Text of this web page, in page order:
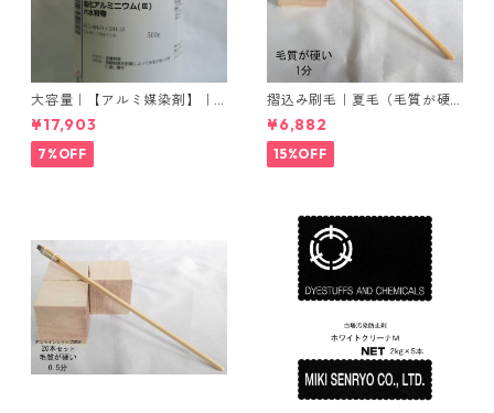
大容量｜【アルミ媒染剤】｜5
00g−5本入り｜塩化アルミニ
ウム
¥17,903
7%OFF
摺込み刷毛｜夏毛（毛質が硬
い）1分｜16本入り＊1セット
¥6,882
15%OFF